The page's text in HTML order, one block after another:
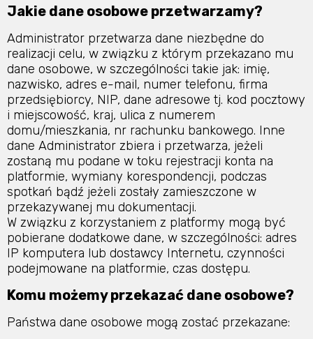
Jakie dane osobowe przetwarzamy?
Administrator przetwarza dane niezbędne do
realizacji celu, w związku z którym przekazano mu
dane osobowe, w szczególności takie jak: imię,
nazwisko, adres e-mail, numer telefonu, firma
przedsiębiorcy, NIP, dane adresowe tj. kod pocztowy
i miejscowość, kraj, ulica z numerem
domu/mieszkania, nr rachunku bankowego. Inne
dane Administrator zbiera i przetwarza, jeżeli
zostaną mu podane w toku rejestracji konta na
platformie, wymiany korespondencji, podczas
spotkań bądź jeżeli zostały zamieszczone w
przekazywanej mu dokumentacji.
W związku z korzystaniem z platformy mogą być
pobierane dodatkowe dane, w szczególności: adres
IP komputera lub dostawcy Internetu, czynności
podejmowane na platformie, czas dostępu.
Komu możemy przekazać dane osobowe?
Państwa dane osobowe mogą zostać przekazane: